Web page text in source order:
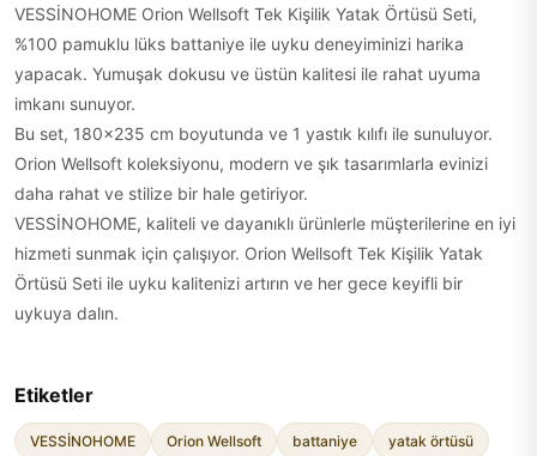
VESSİNOHOME Orion Wellsoft Tek Kişilik Yatak Örtüsü Seti,
%100 pamuklu lüks battaniye ile uyku deneyiminizi harika
yapacak. Yumuşak dokusu ve üstün kalitesi ile rahat uyuma
imkanı sunuyor.
Bu set, 180×235 cm boyutunda ve 1 yastık kılıfı ile sunuluyor.
Orion Wellsoft koleksiyonu, modern ve şık tasarımlarla evinizi
daha rahat ve stilize bir hale getiriyor.
VESSİNOHOME, kaliteli ve dayanıklı ürünlerle müşterilerine en iyi
hizmeti sunmak için çalışıyor. Orion Wellsoft Tek Kişilik Yatak
Örtüsü Seti ile uyku kalitenizi artırın ve her gece keyifli bir
uykuya dalın.
Etiketler
VESSİNOHOME Orion Wellsoft battaniye yatak örtüsü